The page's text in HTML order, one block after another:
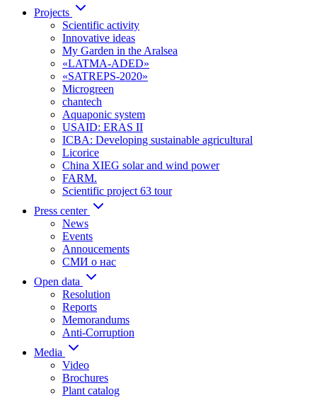
Projects
Scientific activity
Innovative ideas
My Garden in the Aralsea
«LATMA-ADED»
«SATREPS-2020»
Microgreen
chantech
Aquaponic system
USAID: ERAS II
ICBA: Developing sustainable agricultural
Licorice
China XIEG solar and wind power
FARM.
Scientific project 63 tour
Press center
News
Events
Annoucements
СМИ о нас
Open data
Resolution
Reports
Memorandums
Anti-Corruption
Media
Video
Brochures
Plant catalog